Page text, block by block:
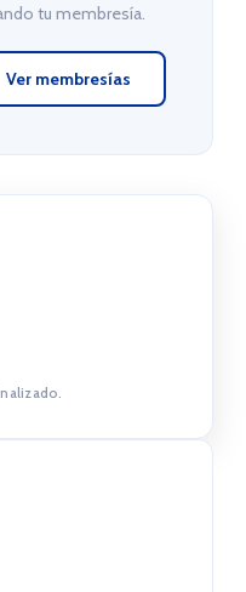
tu membresía.
Ver membresías